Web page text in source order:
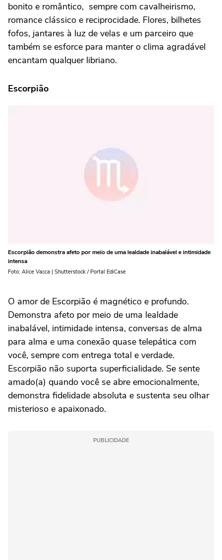
bonito e romântico, sempre com cavalheirismo,
romance clássico e reciprocidade. Flores, bilhetes
fofos, jantares à luz de velas e um parceiro que
também se esforce para manter o clima agradável
encantam qualquer libriano.
Escorpião
Escorpião demonstra afeto por meio de uma lealdade inabalável e intimidade
intensa
Foto: Alice Vacca | Shutterstock / Portal EdiCase
O amor de Escorpião é magnético e profundo.
Demonstra afeto por meio de uma lealdade
inabalável, intimidade intensa, conversas de alma
para alma e uma conexão quase telepática com
você, sempre com entrega total e verdade.
Escorpião não suporta superficialidade. Se sente
amado(a) quando você se abre emocionalmente,
demonstra fidelidade absoluta e sustenta seu olhar
misterioso e apaixonado.
PUBLICIDADE